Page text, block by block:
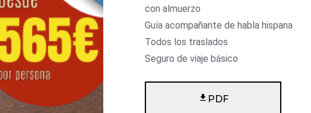
con almuerzo
Guía acompañante de habla hispana
Todos los traslados
Seguro de viaje básico
PDF